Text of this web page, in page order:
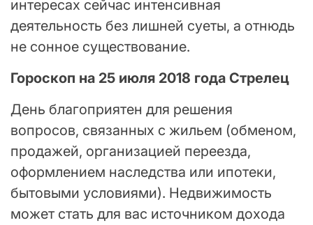
интересах сейчас интенсивная
деятельность без лишней суеты, а отнюдь
не сонное существование.
Гороскоп на 25 июля 2018 года Стрелец
День благоприятен для решения
вопросов, связанных с жильем (обменом,
продажей, организацией переезда,
оформлением наследства или ипотеки,
бытовыми условиями). Недвижимость
может стать для вас источником дохода